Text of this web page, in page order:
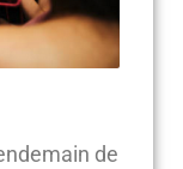
de